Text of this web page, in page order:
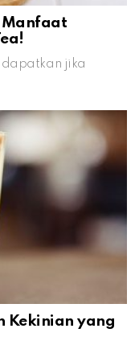
Manfaat
dapatkan jika
Kekinian yang